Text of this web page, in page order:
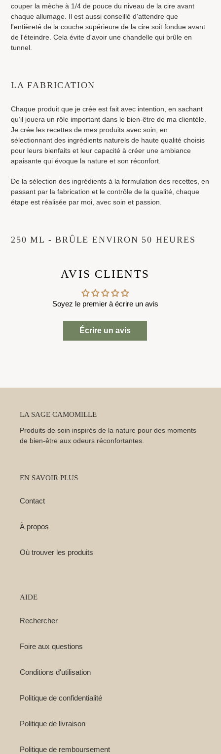
couper la mèche à 1/4 de pouce du niveau de la cire avant
chaque allumage. Il est aussi conseillé d'attendre que
l'entièreté de la couche supérieure de la cire soit fondue avant
de l'éteindre. Cela évite d'avoir une chandelle qui brûle en
tunnel.
LA FABRICATION
Chaque produit que je crée est fait avec intention, en sachant
qu’il jouera un rôle important dans le bien-être de ma clientèle.
Je crée les recettes de mes produits avec soin, en
sélectionnant des ingrédients naturels de haute qualité choisis
pour leurs bienfaits et leur capacité à créer une ambiance
apaisante qui évoque la nature et son réconfort.
De la sélection des ingrédients à la formulation des recettes, en
passant par la fabrication et le contrôle de la qualité, chaque
étape est réalisée par moi, avec soin et passion.
250 ML - BRÛLE ENVIRON 50 HEURES
AVIS CLIENTS
Soyez le premier à écrire un avis
Écrire un avis
LA SAGE CAMOMILLE
Produits de soin inspirés de la nature pour des moments
de bien-être aux odeurs réconfortantes.
EN SAVOIR PLUS
Contact
À propos
Où trouver les produits
AIDE
Rechercher
Foire aux questions
Conditions d'utilisation
Politique de confidentialité
Politique de livraison
Politique de remboursement